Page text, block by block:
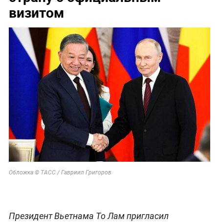
визитом
Обложка © ТАСС / Гавриил Григоров
Президент Вьетнама То Лам пригласил